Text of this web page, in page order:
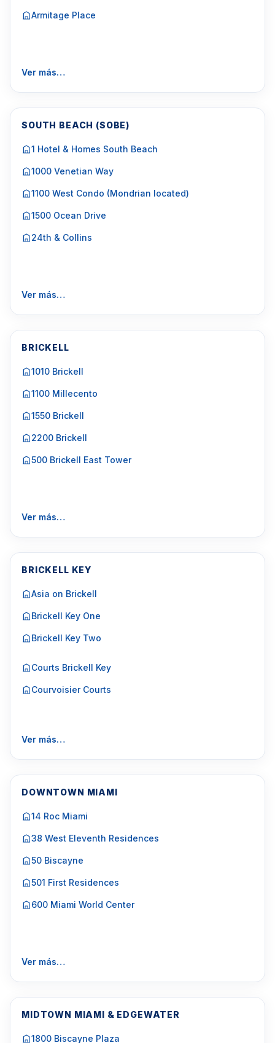
Armitage Place
Ver más…
SOUTH BEACH (SOBE)
1 Hotel & Homes South Beach
1000 Venetian Way
1100 West Condo (Mondrian located)
1500 Ocean Drive
24th & Collins
Ver más…
BRICKELL
1010 Brickell
1100 Millecento
1550 Brickell
2200 Brickell
500 Brickell East Tower
Ver más…
BRICKELL KEY
Asia on Brickell
Brickell Key One
Brickell Key Two
Courts Brickell Key
Courvoisier Courts
Ver más…
DOWNTOWN MIAMI
14 Roc Miami
38 West Eleventh Residences
50 Biscayne
501 First Residences
600 Miami World Center
Ver más…
MIDTOWN MIAMI & EDGEWATER
1800 Biscayne Plaza